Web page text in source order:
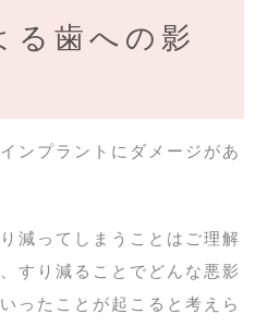
る歯への影
ンプラントにダメージがあ
減ってしまうことはご理解
すり減ることでどんな悪影
ったことが起こると考えら